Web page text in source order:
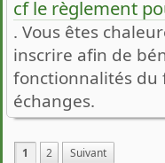
. Vous êtes
inscrire afin de
fonctionnalités
échanges.
1 2 Suivant